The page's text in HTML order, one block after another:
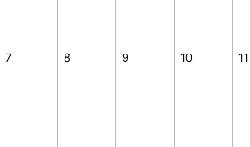
7 8 9 10 11